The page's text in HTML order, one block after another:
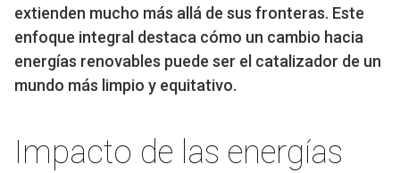
extienden mucho más allá de sus fronteras. Este
enfoque integral destaca cómo un cambio hacia
energías renovables puede ser el catalizador de un
mundo más limpio y equitativo.
Impacto de las energías